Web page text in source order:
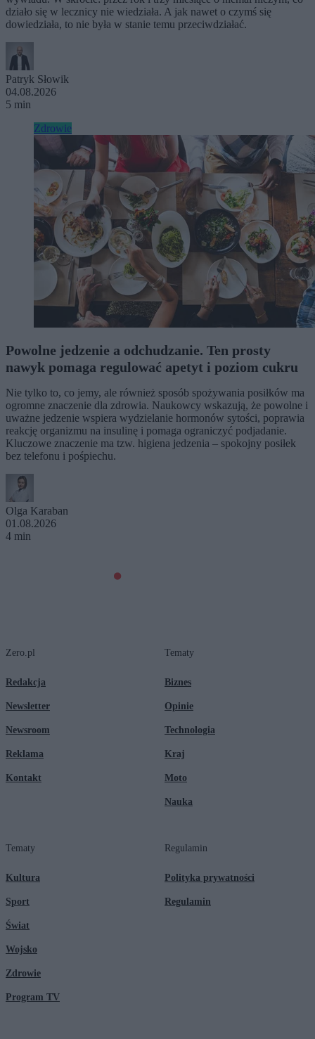
działo się w lecznicy nie wiedziała. A jak nawet o czymś się
dowiedziała, to nie była w stanie temu przeciwdziałać.
Patryk Słowik
04.08.2026
5 min
Zdrowie
Powolne jedzenie a odchudzanie. Ten prosty
nawyk pomaga regulować apetyt i poziom cukru
Nie tylko to, co jemy, ale również sposób spożywania posiłków ma
ogromne znaczenie dla zdrowia. Naukowcy wskazują, że powolne i
uważne jedzenie wspiera wydzielanie hormonów sytości, poprawia
reakcję organizmu na insulinę i pomaga ograniczyć podjadanie.
Kluczowe znaczenie ma tzw. higiena jedzenia – spokojny posiłek
bez telefonu i pośpiechu.
Olga Karaban
01.08.2026
4 min
Zero.pl
Redakcja
Newsletter
Newsroom
Reklama
Kontakt
Tematy
Biznes
Opinie
Technologia
Kraj
Moto
Nauka
Tematy
Kultura
Sport
Świat
Wojsko
Zdrowie
Program TV
Regulamin
Polityka prywatności
Regulamin